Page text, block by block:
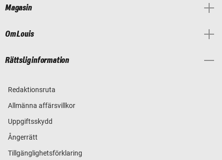
Magasin
Om Louis
Rättslig information
Redaktionsruta
Allmänna affärsvillkor
Uppgiftsskydd
Ångerrätt
Tillgänglighetsförklaring